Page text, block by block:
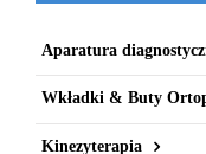
Aparatura
Wkładki & Buty
Kinezyterapia